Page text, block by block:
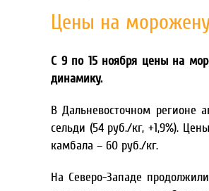
Цены на
С 9 по 15 ноября цены на
динамику.
В Дальневосточном регионе
сельди (54 руб./кг, +1,9%).
камбала – 60 руб./кг.
На Северо-Западе